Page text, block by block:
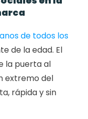
de todos los
de la edad. El
la puerta al
extremo del
rápida y sin